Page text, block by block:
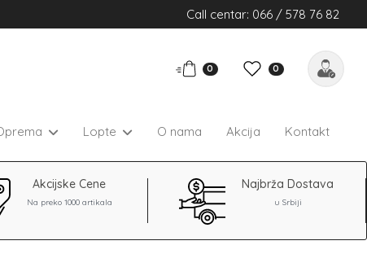
Call centar: 066 / 578 76 82
0 0
Lopte O nama Akcija Kontakt
Akcijske Cene
Na preko 1000 artikala
Najbrža Dostava
u Srbiji